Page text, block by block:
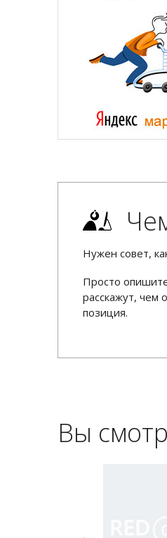
Нужен совет,
Просто
расскажут, чем
позиция.
Вы